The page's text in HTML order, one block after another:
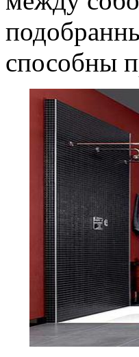
способны